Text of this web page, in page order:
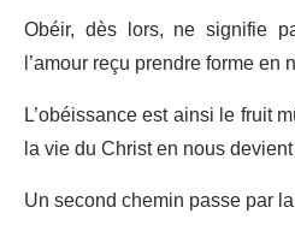
Obéir, dès lors, ne signifie
l’amour reçu prendre forme en
L’obéissance est ainsi le fruit
la vie du Christ en nous
Un second chemin passe par